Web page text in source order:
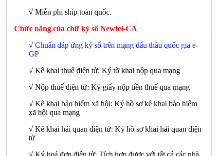
√ Miễn phí ship toàn quốc.
Chức năng của chữ ký số Newtel-CA
√ Chuẩn đáp ứng ký số trên mạng đấu thầu quốc gia e-
GP
√ Kê khai thuế điện tử: Ký tờ khai nộp qua mạng
√ Nộp thuế điện tử: Ký giấy nộp tiền thuế qua mạng
√ Kê khai bảo hiểm xã hội: Ký hồ sơ kê khai bảo hiểm
xã hội qua mạng
√ Kê khai hải quan điện tử: Ký hồ sơ khai hải quan điện
tử
√ Ký hoá đơn điện tử: Tích hợp được với tất cả các nhà